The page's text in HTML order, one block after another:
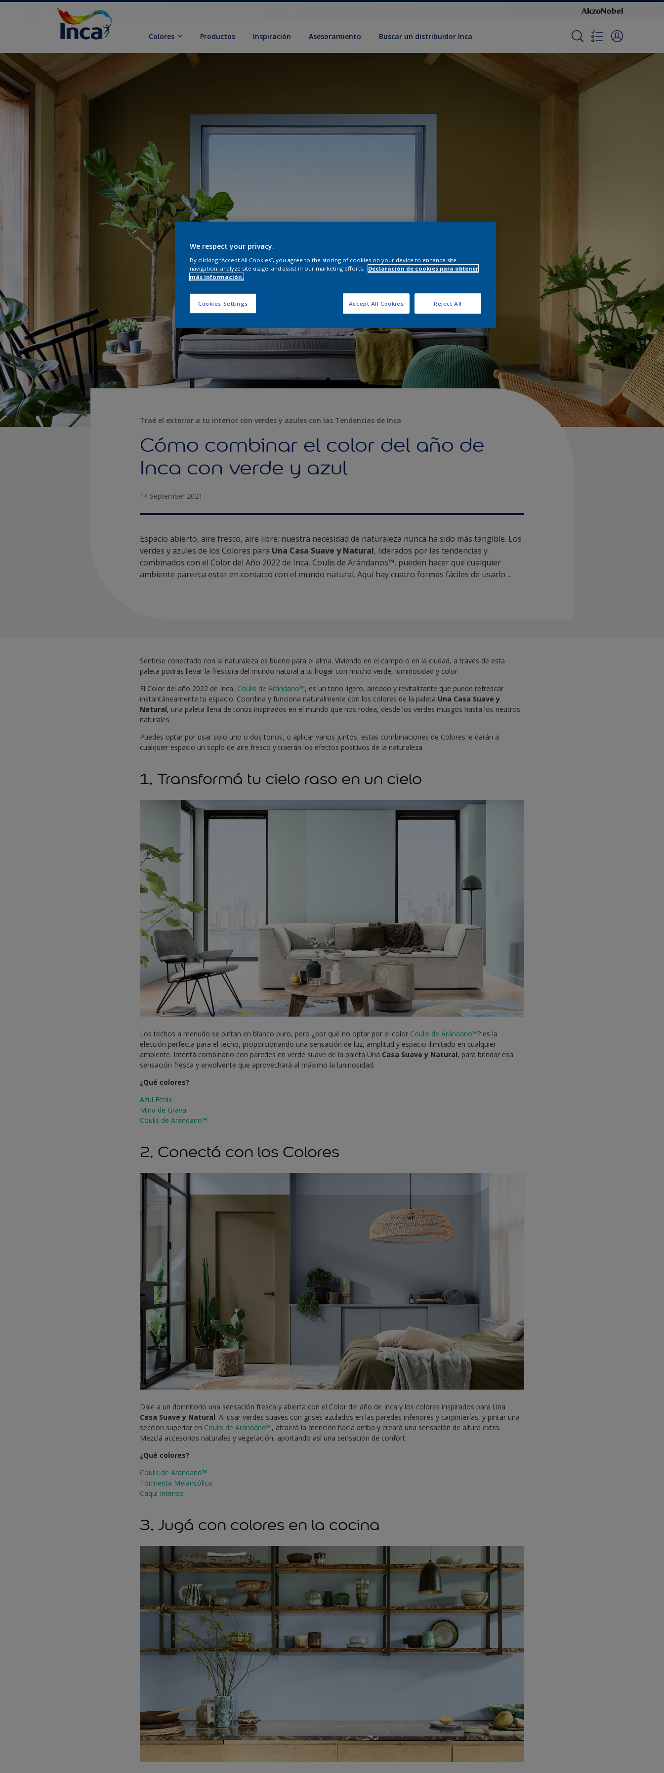
Colores Productos Inspiración Asesoramiento Buscar un distribuidor Inca
Traé el exterior a tu interior con verdes y azules con las Tendencias de Inca
Cómo combinar el color del año de
Inca con verde y azul
14 September 2021
Espacio abierto, aire fresco, aire libre: nuestra necesidad de naturaleza nunca ha sido más tangible. Los
verdes y azules de los Colores para Una Casa Suave y Natural, liderados por las tendencias y
combinados con el Color del Año 2022 de Inca, Coulis de Arándanos™, pueden hacer que cualquier
ambiente parezca estar en contacto con el mundo natural. Aquí hay cuatro formas fáciles de usarlo ...
Sentirse conectado con la naturaleza es bueno para el alma. Viviendo en el campo o en la ciudad, a través de esta
paleta podrás llevar la frescura del mundo natural a tu hogar con mucho verde, luminosidad y color.
El Color del año 2022 de Inca, Coulis de Arándano™, es un tono ligero, aireado y revitalizante que puede refrescar
instantáneamente tu espacio. Coordina y funciona naturalmente con los colores de la paleta Una Casa Suave y
Natural, una paleta llena de tonos inspirados en el mundo que nos rodea, desde los verdes musgos hasta los neutros
naturales.
Puedes optar por usar solo uno o dos tonos, o aplicar varios juntos, estas combinaciones de Colores le darán a
cualquier espacio un soplo de aire fresco y traerán los efectos positivos de la naturaleza.
1. Transformá tu cielo raso en un cielo
Los techos a menudo se pintan en blanco puro, pero ¿por qué no optar por el color Coulis de Arándano™? es la
elección perfecta para el techo, proporcionando una sensación de luz, amplitud y espacio ilimitado en cualquier
ambiente. Intentá combinarlo con paredes en verde suave de la paleta Una Casa Suave y Natural, para brindar esa
sensación fresca y envolvente que aprovechará al máximo la luninosidad.
¿Qué colores?
Azul Fénix
Mina de Grava
Coulis de Arándano™
2. Conectá con los Colores
Dale a un dormitorio una sensación fresca y abierta con el Color del año de Inca y los colores inspirados para Una
Casa Suave y Natural. Al usar verdes suaves con grises azulados en las paredes inferiores y carpinterías, y pintar una
sección superior en Coulis de Arándano™, atraerá la atención hacia arriba y creará una sensación de altura extra.
Mezclá accesorios naturales y vegetación, aportando así una sensación de confort.
¿Qué colores?
Coulis de Arándano™
Tormenta Melancólica
Caqui Intenso
3. Jugá con colores en la cocina
We respect your privacy.
By clicking “Accept All Cookies”, you agree to the storing of cookies on your device to enhance site
navigation, analyze site usage, and assist in our marketing efforts.
Declaración de cookies para obtener
más información.
Cookies Settings Reject All
Accept All Cookies